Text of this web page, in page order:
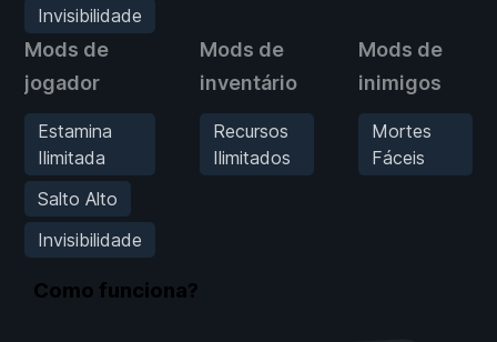
Invisibilidade
Mods de
jogador
Estamina
Ilimitada
Salto Alto
Invisibilidade
Mods de
inventário
Recursos
Ilimitados
Mods de
inimigos
Mortes
Fáceis
Como funciona?